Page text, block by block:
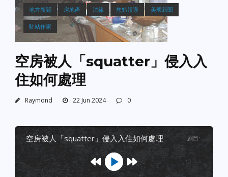
地方新聞 房地產 法律 焦點報導 美國新聞
駐站作家
空房被人「squatter」侵入入
住如何處理
Raymond 22 Jun 2024 0
空房被人「squatter」侵入入住如何處理 剧目 :-